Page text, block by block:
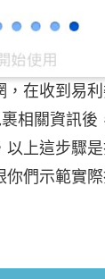
在收到易
相關資訊後
以上這步驟
們示範實際